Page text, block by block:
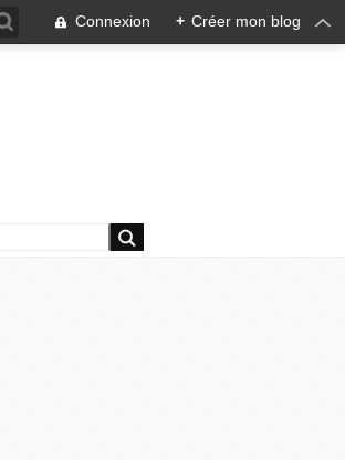
Connexion + Créer mon blog